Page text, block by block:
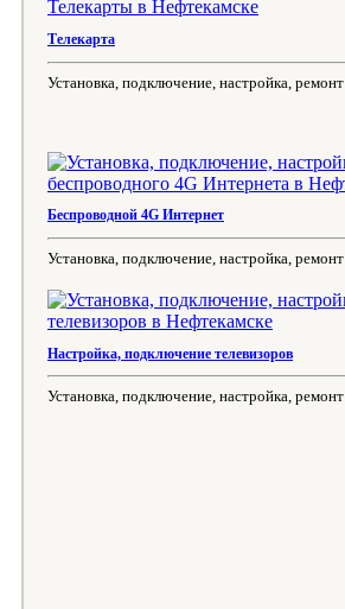
Телекарта
Установка, подключение, настройка, ремонт
Беспроводной 4G Интернет
Установка, подключение, настройка, ремонт
Настройка, подключение телевизоров
Установка, подключение, настройка, ремонт